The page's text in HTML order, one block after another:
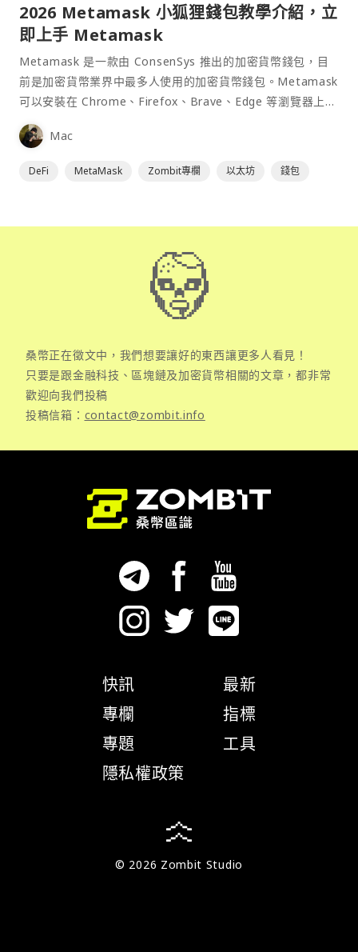
2026 Metamask 小狐狸錢包教學介紹，立
即上手 Metamask
Metamask 是一款由 ConsenSys 推出的加密貨幣錢包，目
前是加密貨幣業界中最多人使用的加密貨幣錢包。Metamask
可以安裝在 Chrome、Firefox、Brave、Edge 等瀏覽器上作
為插件使用，具備許多功能且使用上非常方便。
Mac
DeFi MetaMask Zombit專欄 以太坊 錢包
桑幣正在徵文中，我們想要讓好的東西讓更多人看見！
只要是跟金融科技、區塊鏈及加密貨幣相關的文章，都非常
歡迎向我們投稿
投稿信箱： contact@zombit.info
快訊
專欄
專題
隱私權政策
最新
指標
工具
© 2026 Zombit Studio